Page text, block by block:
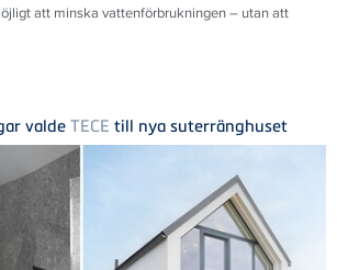
att minska vattenförbrukningen – utan att
valde TECE till nya suterränghuset